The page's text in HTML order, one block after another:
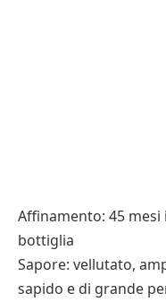
Affinamento: 45
bottiglia
Sapore: vellutato,
sapido e di grande